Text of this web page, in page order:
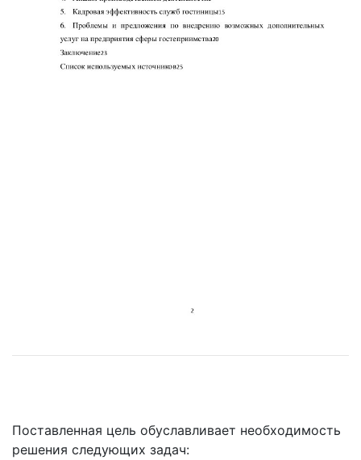
Поставленная цель обуславливает необходимость
решения следующих задач: